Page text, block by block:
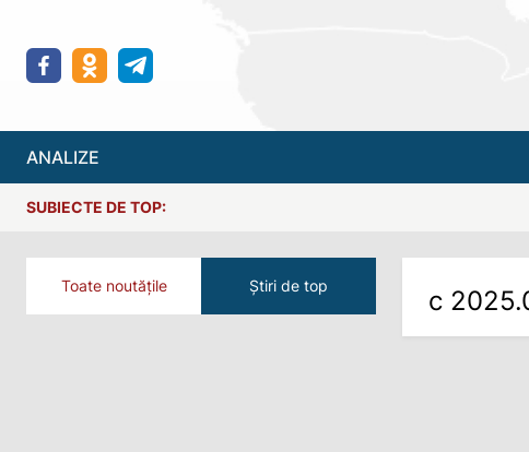
ANALIZE
SUBIECTE DE TOP:
Toate noutățile Știri de top с